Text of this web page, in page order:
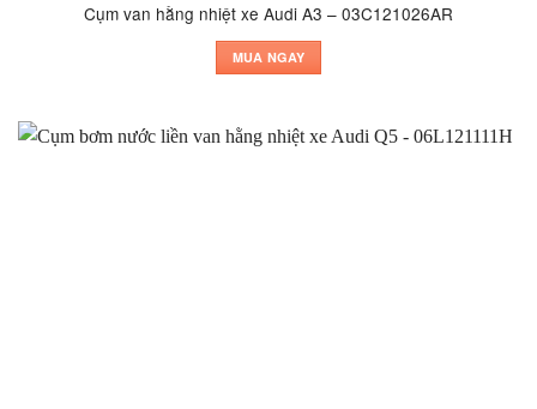
Cụm van hằng nhiệt xe Audi A3 – 03C121026AR
MUA NGAY